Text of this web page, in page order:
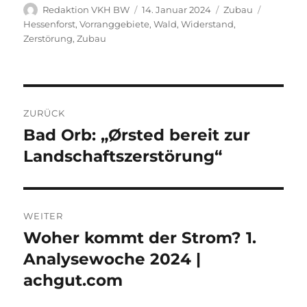
Autor
Redaktion VKH BW
Veröffentlicht
am
14. Januar 2024 Kategorien
Zubau
Hessenforst,Vorranggebiete,Wald,Widerstand,
Zerstörung,Zubau
ZURÜCK
Vorheriger
Beitrag:
Bad Orb: „Ørsted bereit zur
Landschaftszerstörung“
WEITER
Nächster
Beitrag:
Woher kommt der Strom? 1.
Analysewoche 2024 |
achgut.com